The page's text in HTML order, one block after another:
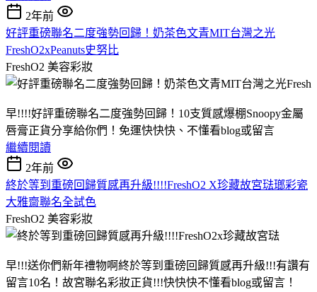
2年前
好評重磅聯名二度強勢回歸！奶茶色文青MIT台灣之光
FreshO2xPeanuts史努比
FreshO2 美容彩妝
早!!!!好評重磅聯名二度強勢回歸！10支質感爆棚Snoopy金屬
唇膏正貨分享給你們！免運快快快、不懂看blog或留言
繼續閱讀
2年前
終於等到重磅回歸質感再升級!!!!FreshO2 X珍藏故宮琺瑯彩瓷
大雅齋聯名全試色
FreshO2 美容彩妝
早!!!送你們新年禮物啊終於等到重磅回歸質感再升級!!!有讚有
留言10名！故宮聯名彩妝正貨!!!快快快不懂看blog或留言！